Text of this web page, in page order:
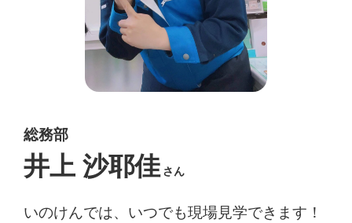
総務部
井上 沙耶佳 さん
いのけんでは、いつでも現場見学できます！